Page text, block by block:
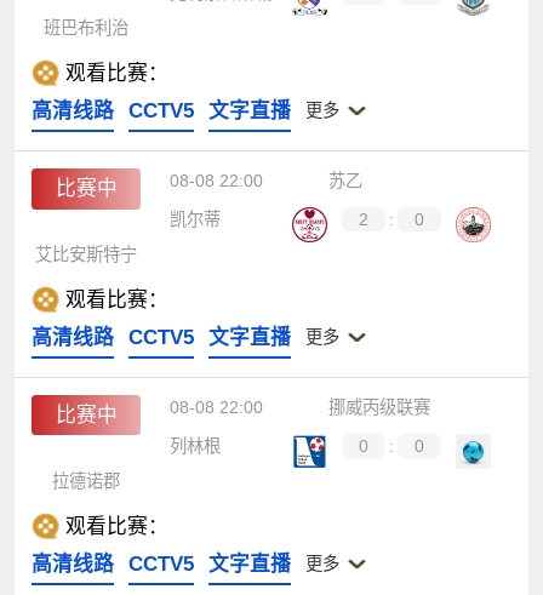
班巴布利治
观看比赛：
高清线路
CCTV5 文字直播 更多
比赛中 08-08 22:00
苏乙
凯尔蒂
2 :
0
艾比安斯特宁
观看比赛：
高清线路
CCTV5 文字直播 更多
比赛中 08-08 22:00
挪威丙级联赛
列林根
0 :
0
拉德诺郡
观看比赛：
高清线路
CCTV5 文字直播 更多